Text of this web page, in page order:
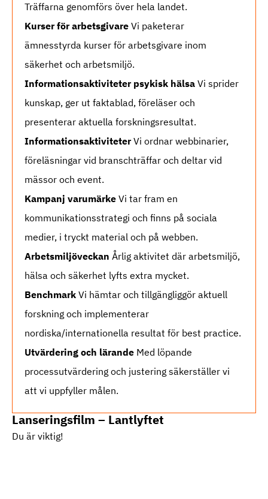
Träffarna genomförs över hela landet.
Kurser för arbetsgivareVi paketerar
ämnesstyrda kurser för arbetsgivare inom
säkerhet och arbetsmiljö.
Informationsaktiviteter psykisk hälsaVi sprider
kunskap, ger ut faktablad, föreläser och
presenterar aktuella forskningsresultat.
InformationsaktiviteterVi ordnar webbinarier,
föreläsningar vid branschträffar och deltar vid
mässor och event.
Kampanj varumärkeVi tar fram en
kommunikationsstrategi och finns på sociala
medier, i tryckt material och på webben.
ArbetsmiljöveckanÅrlig aktivitet där arbetsmiljö,
hälsa och säkerhet lyfts extra mycket.
BenchmarkVi hämtar och tillgängliggör aktuell
forskning och implementerar
nordiska/internationella resultat för best practice.
Utvärdering och lärande Med löpande
processutvärdering och justering säkerställer vi
att vi uppfyller målen.
Lanseringsfilm – Lantlyftet
Du är viktig!